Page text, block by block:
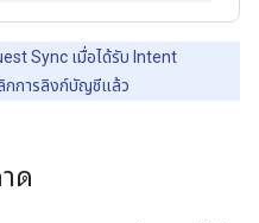
Sync เมื่อได้รับ Intent
กการลิงก์บัญชีแล้ว
ด